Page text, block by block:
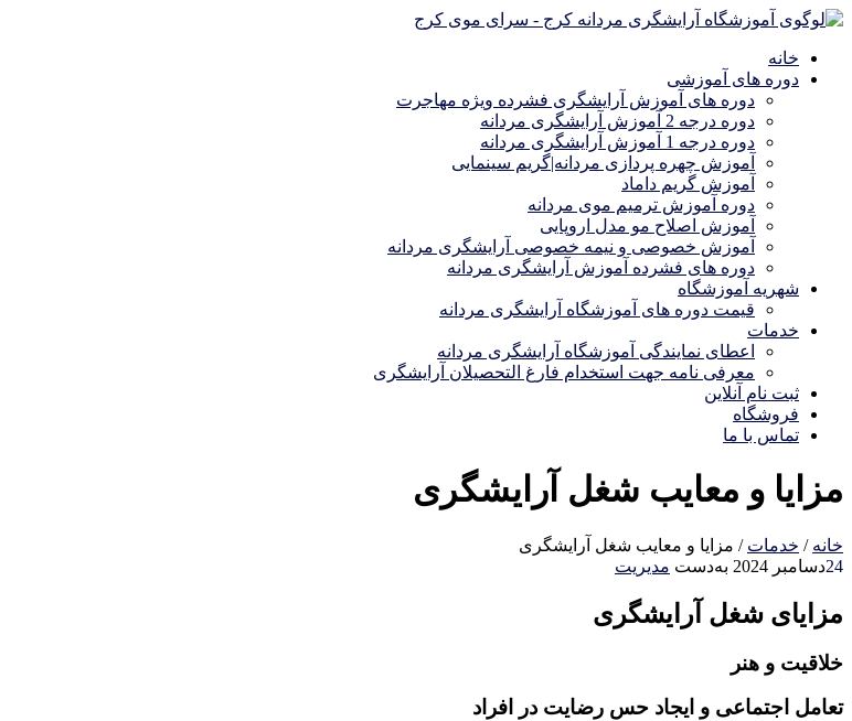
خانه
دوره های آموزشی
دوره های آموزش آرایشگری فشرده ویژه مهاجرت
دوره درجه 2 آموزش آرایشگری مردانه
دوره درجه 1 آموزش آرایشگری مردانه
آموزش چهره پردازی مردانه|گریم سینمایی
آموزش گریم داماد
دوره آموزش ترمیم موی مردانه
آموزش اصلاح مو مدل اروپایی
آموزش خصوصی و نیمه خصوصی آرایشگری مردانه
دوره های فشرده آموزش آرایشگری مردانه
شهریه آموزشگاه
قیمت دوره های آموزشگاه آرایشگری مردانه
خدمات
اعطای نمایندگی آموزشگاه آرایشگری مردانه
معرفی نامه جهت استخدام فارغ التحصیلان آرایشگری
ثبت نام آنلاین
فروشگاه
تماس با ما
مزایا و معایب شغل آرایشگری
خانه / خدمات / مزایا و معایب شغل آرایشگری
24دسامبر 2024 به‌دست مدیریت
مزایای شغل آرایشگری
خلاقیت و هنر
تعامل اجتماعی و ایجاد حس رضایت در افراد